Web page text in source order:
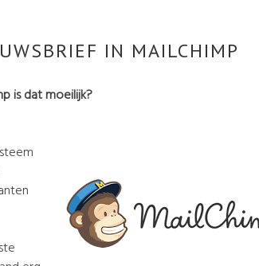
IN MAILCHIMP
is dat moeilijk?